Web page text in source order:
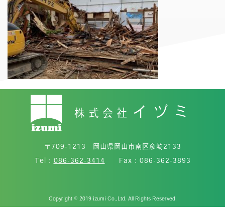
Copyright © 2019 izumi Co.,Ltd. All Rights Reserved.
株式会社 イヅミ
〒709-1213 岡山県岡山市南区彦崎2133
Tel : 086-362-3414 Fax : 086-362-3893